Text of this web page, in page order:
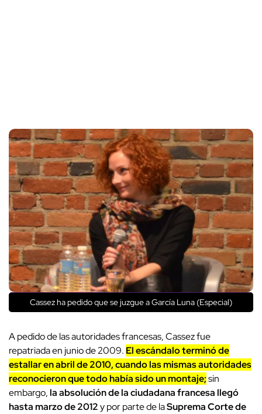
Cassez ha pedido que se juzgue a García Luna (Especial)
A pedido de las autoridades francesas, Cassez fue
repatriada en junio de 2009. El escándalo terminó de
estallar en abril de 2010, cuando las mismas autoridades
reconocieron que todo había sido un montaje;sin
embargo,la absolución de la ciudadana francesa llegó
hasta marzo de 2012y por parte de laSuprema Corte de